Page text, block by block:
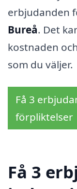
erbjudanden
Bureå. Det
kostnaden
som du väljer.
Få 3
förpliktelser
Få 3